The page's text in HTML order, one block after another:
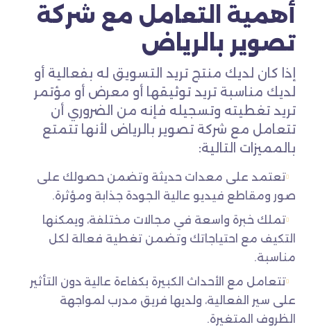
أهمية التعامل مع شركة
تصوير بالرياض
إذا كان لديك منتج تريد التسويق له بفعالية أو
لديك مناسبة تريد توثيقها أو معرض أو مؤتمر
تريد تغطيته وتسجيله فإنه من الضروري أن
تتعامل مع شركة تصوير بالرياض لأنها تتمتع
بالمميزات التالية:
تعتمد على معدات حديثة وتضمن حصولك على
صور ومقاطع فيديو عالية الجودة جذابة ومؤثرة.
تملك خبرة واسعة في مجالات مختلفة، ويمكنها
التكيف مع احتياجاتك وتضمن تغطية فعالة لكل
مناسبة.
تتعامل مع الأحداث الكبيرة بكفاءة عالية دون التأثير
على سير الفعالية، ولديها فريق مدرب لمواجهة
الظروف المتغيرة.